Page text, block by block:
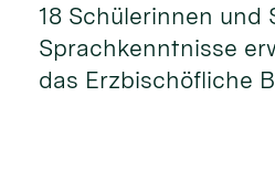
18 Schülerinnen und
Sprachkenntnisse
das Erzbischöfliche